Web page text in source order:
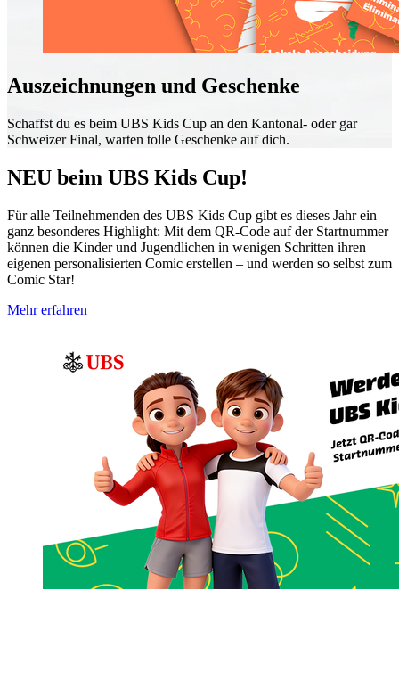
Auszeichnungen und Geschenke
Schaffst du es beim UBS Kids Cup an den Kantonal- oder gar
Schweizer Final, warten tolle Geschenke auf dich.
NEU beim UBS Kids Cup!
Für alle Teilnehmenden des UBS Kids Cup gibt es dieses Jahr ein
ganz besonderes Highlight: Mit dem QR-​Code auf der Startnummer
können die Kinder und Jugendlichen in wenigen Schritten ihren
eigenen personalisierten Comic erstellen – und werden so selbst zum
Comic Star!
Mehr erfahren